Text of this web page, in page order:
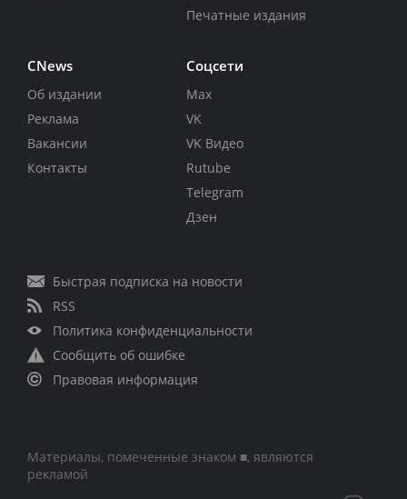
Печатные издания
CNews
Об издании
Реклама
Вакансии
Контакты
Соцсети
Max
VK
VK Видео
Rutube
Telegram
Дзен
Быстрая подписка на новости
RSS
Политика конфиденциальности
Сообщить об ошибке
Правовая информация
Материалы, помеченные знаком ■, являются
рекламой